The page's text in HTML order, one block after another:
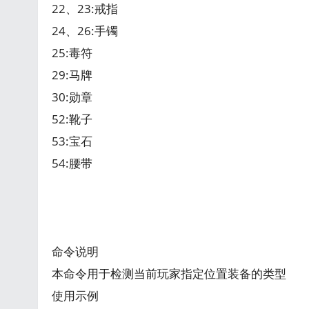
22、23:戒指
24、26:手镯
25:毒符
29:马牌
30:勋章
52:靴子
53:宝石
54:腰带
命令说明
本命令用于检测当前玩家指定位置装备的类型
使用示例